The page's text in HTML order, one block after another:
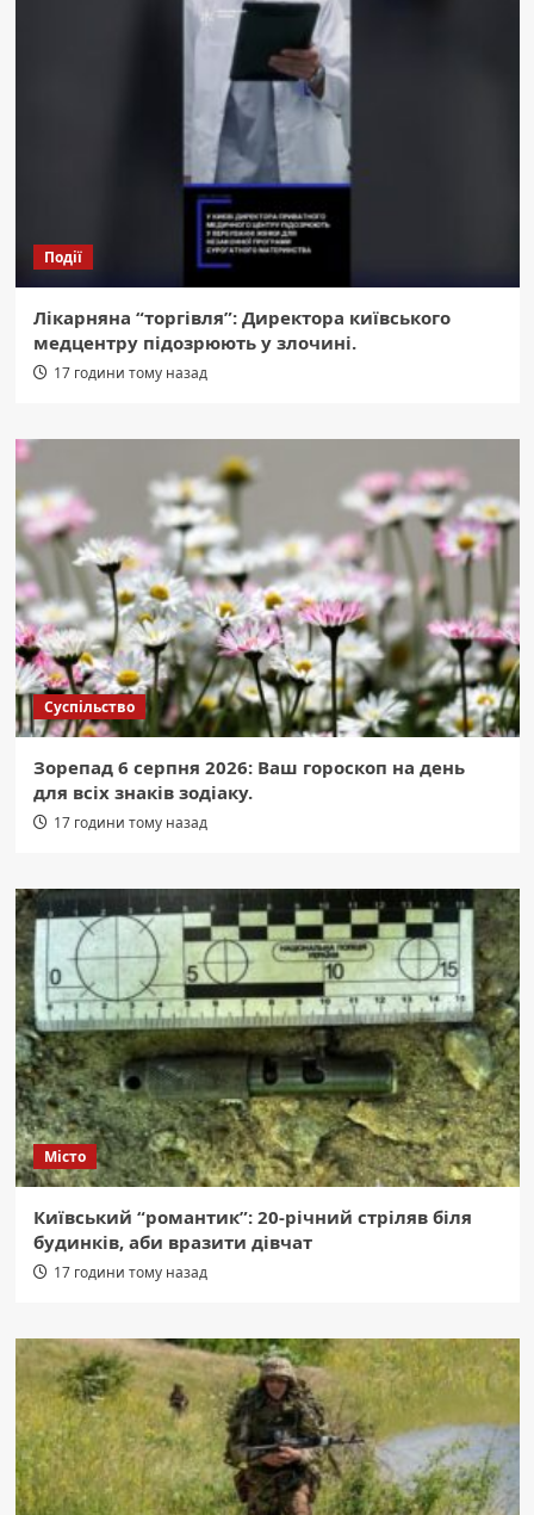
Події
Лікарняна “торгівля”: Директора київського
медцентру підозрюють у злочині.
17 години тому назад
Суспільство
Зорепад 6 серпня 2026: Ваш гороскоп на день
для всіх знаків зодіаку.
17 години тому назад
Місто
Київський “романтик”: 20-річний стріляв біля
будинків, аби вразити дівчат
17 години тому назад